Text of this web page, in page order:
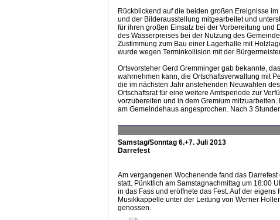
Rückblickend auf die beiden großen Ereignisse
und der Bilderausstellung mitgearbeitet und
für ihren großen Einsatz bei der Vorbereitung und
des Wasserpreises bei der Nutzung des
Zustimmung zum Bau einer Lagerhalle mit
wurde wegen Terminkollision mit der
Ortsvorsteher Gerd Gremminger gab bekannte,
wahrnehmen kann, die Ortschaftsverwaltung mit
die im nächsten Jahr anstehenden Neuwahlen
Ortschaftsrat für eine weitere Amtsperiode zur
vorzubereiten und in dem Gremium
am Gemeindehaus angesprochen. Nach 3
Samstag/Sonntag 6.+7. Juli 2013
Darrefest
Am vergangenen Wochenende fand das
statt. Pünktlich am Samstagnachmittag um 18:00
in das Fass und eröffnete das Fest. Auf der
Musikkappelle unter der Leitung von Werner
genossen.